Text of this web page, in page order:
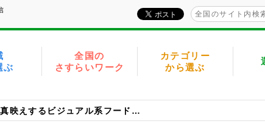
ぶ
全国の
さすらいワーク
カテゴリー
から選ぶ
長崎県西海市の写真映えするビジュアル系フード！お洒落グルメ＆スイーツ編